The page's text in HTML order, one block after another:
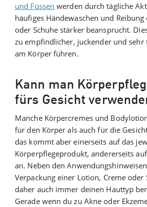
und Füssen werden durch tägliche
häufiges Händewaschen und
oder Schuhe stärker beansprucht.
zu empfindlicher, juckender und sehr
am Körper führen.
Kann man
fürs Gesicht
Manche Körpercremes und
für den Körper als auch für die
das kommt aber einerseits auf das
Körperpflegeprodukt, andererseits
an. Neben den
Verpackung einer Lotion, Creme oder
daher auch immer deinen Hauttyp
Gerade wenn du zu Akne oder